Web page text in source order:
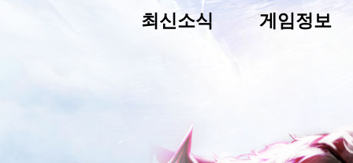
최신소식 게임정보